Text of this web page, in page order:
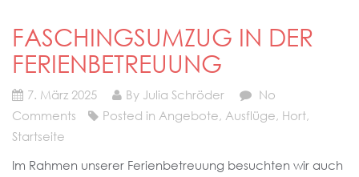
FASCHINGSUMZUG IN DER
FERIENBETREUUNG
7. März 2025 By Julia Schröder
No
Comments
Posted in Angebote, Ausflüge, Hort,
Startseite
Im Rahmen unserer Ferienbetreuung besuchten wir auch